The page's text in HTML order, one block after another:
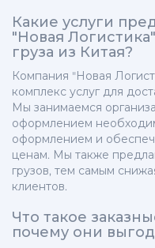
Какие услуги
"Новая
груза из Китая?
Компания "Новая
комплекс услуг для
Мы занимаемся
оформлением
оформлением и
ценам. Мы также
грузов, тем самым
клиентов.
Что такое
почему они